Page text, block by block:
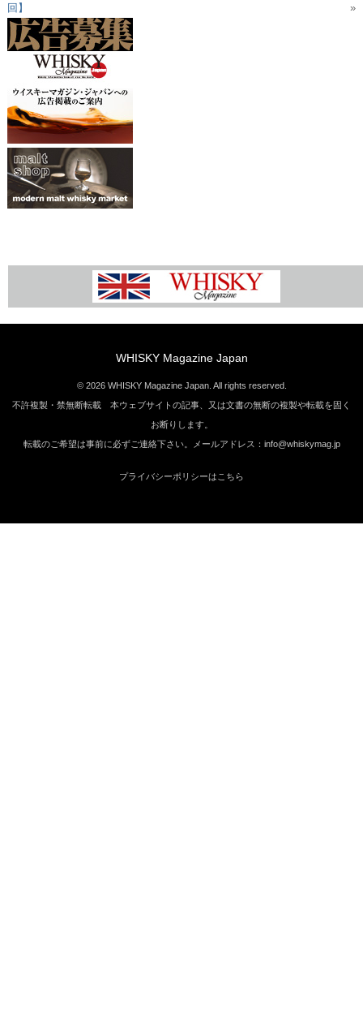
回】
»
WHISKY Magazine Japan
© 2026 WHISKY Magazine Japan. All rights reserved.
不許複製・禁無断転載 本ウェブサイトの記事、又は文書の無断の複製や転載を固く
お断りします。
転載のご希望は事前に必ずご連絡下さい。メールアドレス：info@whiskymag.jp
プライバシーポリシーはこちら